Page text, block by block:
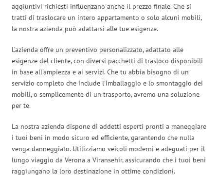
aggiuntivi richiesti influenzano anche il prezzo finale. Che si
tratti di traslocare un intero appartamento o solo alcuni mobili,
la nostra azienda può adattarsi alle tue esigenze.
L’azienda offre un preventivo personalizzato, adattato alle
esigenze del cliente, con diversi pacchetti di trasloco disponibili
in base all’ampiezza e ai servizi. Che tu abbia bisogno di un
servizio completo che include l’imballaggio e lo smontaggio dei
mobili, o semplicemente di un trasporto, avremo una soluzione
per te.
La nostra azienda dispone di addetti esperti pronti a maneggiare
i tuoi beni in modo sicuro ed efficiente, garantendo che nulla
venga danneggiato. Utilizziamo veicoli moderni e adeguati per il
lungo viaggio da Verona a Viransehir, assicurando che i tuoi beni
raggiungano la loro destinazione in ottime condizioni.